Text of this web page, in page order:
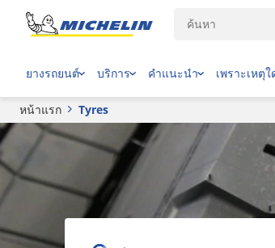
ยางรถยนต์ บริการ คำแนะนำ เพราะเหตุ
หน้าแรก Tyres